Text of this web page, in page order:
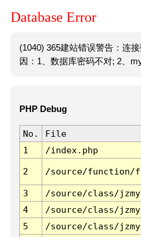
Database Error
(1040) 365建站错误警告：连
因：1、数据库密码不对; 2、
PHP Debug
No. File
1
/index.php
2 /source/function/
3 /source/class/
4
/source/class/
5
/source/class/